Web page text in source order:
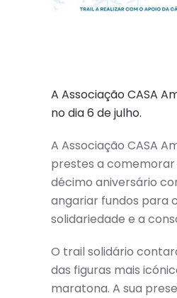
A Associação CASA
no dia 6 de julho.
A Associação CASA
prestes a comemorar
décimo aniversário
angariar fundos para
solidariedade e a
O trail solidário
das figuras mais
maratona. A sua